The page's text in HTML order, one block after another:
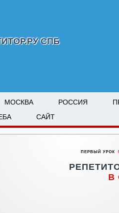
СПБ
МОСКВА РОССИЯ
САЙТ
ПЕРВЫЙ УРОК
В